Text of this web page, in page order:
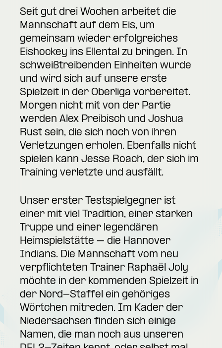
Seit gut drei Wochen arbeitet die
Mannschaft auf dem Eis, um
gemeinsam wieder erfolgreiches
Eishockey ins Ellental zu bringen. In
schweißtreibenden Einheiten wurde
und wird sich auf unsere erste
Spielzeit in der Oberliga vorbereitet.
Morgen nicht mit von der Partie
werden Alex Preibisch und Joshua
Rust sein, die sich noch von ihren
Verletzungen erholen. Ebenfalls nicht
spielen kann Jesse Roach, der sich im
Training verletzte und ausfällt.
Unser erster Testspielgegner ist
einer mit viel Tradition, einer starken
Truppe und einer legendären
Heimspielstätte – die Hannover
Indians. Die Mannschaft vom neu
verpflichteten Trainer Raphaël Joly
möchte in der kommenden Spielzeit in
der Nord-Staffel ein gehöriges
Wörtchen mitreden. Im Kader der
Niedersachsen finden sich einige
Namen, die man noch aus unseren